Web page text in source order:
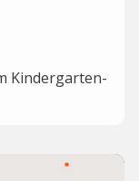
Kindergarten-